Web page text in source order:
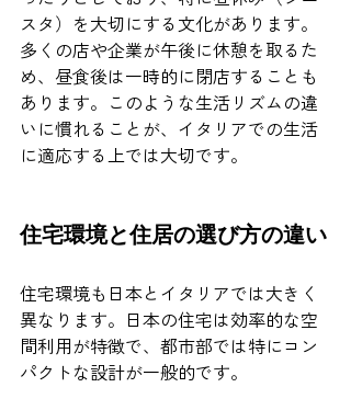
スタ）を大切にする文化があります。
多くの店や企業が午後に休憩を取るた
め、昼食後は一時的に閉店することも
あります。このような生活リズムの違
いに慣れることが、イタリアでの生活
に適応する上では大切です。
住宅環境と住居の選び方の違い
住宅環境も日本とイタリアでは大きく
異なります。日本の住宅は効率的な空
間利用が特徴で、都市部では特にコン
パクトな設計が一般的です。